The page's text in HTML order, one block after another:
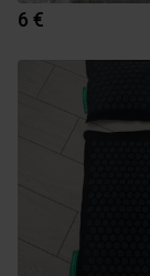
6 €